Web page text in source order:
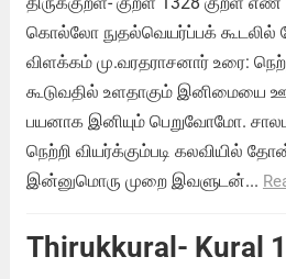
கொல்லோ நுதல்வெயர்ப்பக் கூடலில்
விளக்கம் மு.வரதராசனார் உரை:
கூடுவதில் உளதாகும் இனிமையை
பயனாக இனியும் பெறுவோமோ.
நெற்றி வியர்க்கும்படி கலவியில்
இன்னுமொரு முறை இவளுடன்...
Thirukkural- Kural